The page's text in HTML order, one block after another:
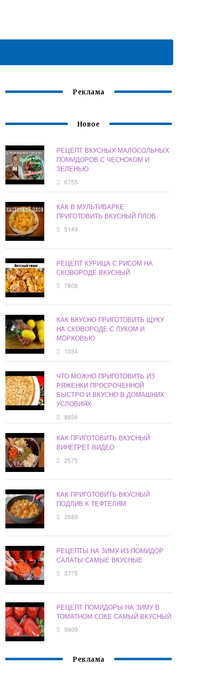
Реклама
Новое
РЕЦЕПТ ВКУСНЫХ МАЛОСОЛЬНЫХ
ПОМИДОРОВ С ЧЕСНОКОМ И
ЗЕЛЕНЬЮ
6755
КАК В МУЛЬТИВАРКЕ
ПРИГОТОВИТЬ ВКУСНЫЙ ПЛОВ
5149
РЕЦЕПТ КУРИЦА С РИСОМ НА
СКОВОРОДЕ ВКУСНЫЙ
7808
КАК ВКУСНО ПРИГОТОВИТЬ ЩУКУ
НА СКОВОРОДЕ С ЛУКОМ И
МОРКОВЬЮ
1034
ЧТО МОЖНО ПРИГОТОВИТЬ ИЗ
РЯЖЕНКИ ПРОСРОЧЕННОЙ
БЫСТРО И ВКУСНО В ДОМАШНИХ
УСЛОВИЯХ
8856
КАК ПРИГОТОВИТЬ ВКУСНЫЙ
ВИНЕГРЕТ ВИДЕО
2575
КАК ПРИГОТОВИТЬ ВКУСНЫЙ
ПОДЛИВ К ТЕФТЕЛЯМ
2689
РЕЦЕПТЫ НА ЗИМУ ИЗ ПОМИДОР
САЛАТЫ САМЫЕ ВКУСНЫЕ
3775
РЕЦЕПТ ПОМИДОРЫ НА ЗИМУ В
ТОМАТНОМ СОКЕ САМЫЙ ВКУСНЫЙ
9909
Реклама